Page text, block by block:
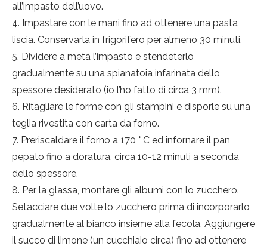
all’impasto dell’uovo.
Impastare con le mani fino ad ottenere una pasta
liscia. Conservarla in frigorifero per almeno 30 minuti.
Dividere a metà l’impasto e stendeterlo
gradualmente su una spianatoia infarinata dello
spessore desiderato (io l’ho fatto di circa 3 mm).
Ritagliare le forme con gli stampini e disporle su una
teglia rivestita con carta da forno.
Preriscaldare il forno a 170 ° C ed infornare il pan
pepato fino a doratura, circa 10-12 minuti a seconda
dello spessore.
Per la glassa, montare gli albumi con lo zucchero.
Setacciare due volte lo zucchero prima di incorporarlo
gradualmente al bianco insieme ​​alla fecola. Aggiungere
il succo di limone (un cucchiaio circa) fino ad ottenere